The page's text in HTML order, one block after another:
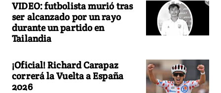
VIDEO: futbolista murió tras
ser alcanzado por un rayo
durante un partido en
Tailandia
¡Oficial! Richard Carapaz
correrá la Vuelta a España
2026